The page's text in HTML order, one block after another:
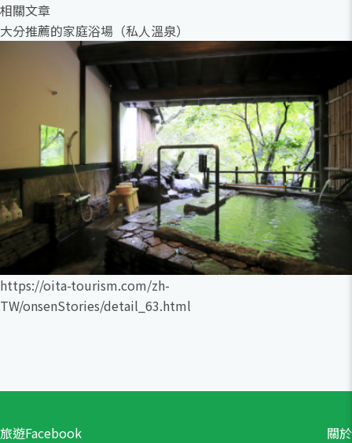
相關文章
大分推薦的家庭浴場（私人溫泉）
https://oita-tourism.com/zh-
TW/onsenStories/detail_63.html
旅遊
關於
Facebook